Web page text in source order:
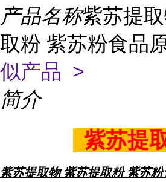
产品名称紫苏提
取粉 紫苏粉食品
似产品 >
简介
紫苏提
紫苏提取物 紫苏提取粉 紫苏